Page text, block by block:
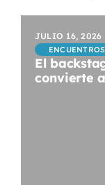
JULIO 16, 2026
El
convierte